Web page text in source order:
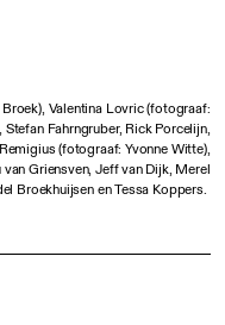
Valentina Lovric (fotograaf:
Fahrngruber, Rick Porcelijn,
(fotograaf: Yvonne Witte),
Griensven, Jeff van Dijk, Merel
Broekhuijsen en Tessa Koppers.